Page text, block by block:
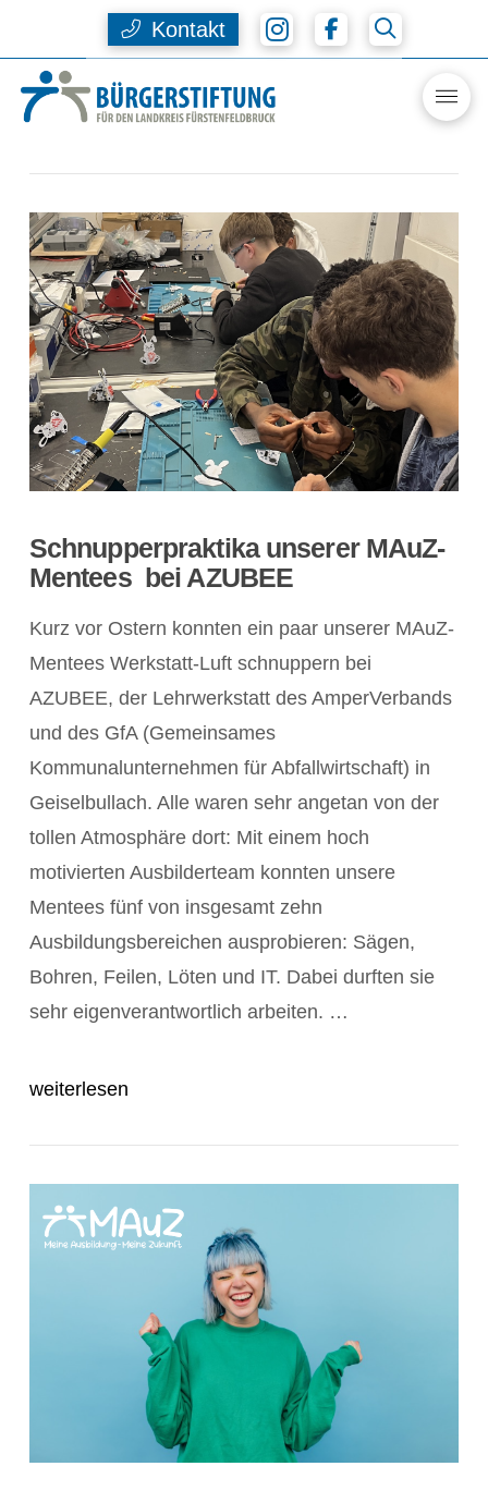
Kontakt
POST ANZEIGEN
Schnupperpraktika unserer MAuZ-
Mentees bei AZUBEE
Kurz vor Ostern konnten ein paar unserer MAuZ-
Mentees Werkstatt-Luft schnuppern bei
AZUBEE, der Lehrwerkstatt des AmperVerbands
und des GfA (Gemeinsames
Kommunalunternehmen für Abfallwirtschaft) in
Geiselbullach. Alle waren sehr angetan von der
tollen Atmosphäre dort: Mit einem hoch
motivierten Ausbilderteam konnten unsere
Mentees fünf von insgesamt zehn
Ausbildungsbereichen ausprobieren: Sägen,
Bohren, Feilen, Löten und IT. Dabei durften sie
sehr eigenverantwortlich arbeiten. …
weiterlesen